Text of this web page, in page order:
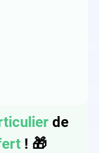
de
! 🎁